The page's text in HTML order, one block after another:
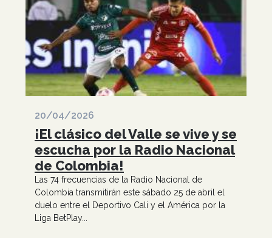
20/04/2026
¡El clásico del Valle se vive y se
escucha por la Radio Nacional
de Colombia!
Las 74 frecuencias de la Radio Nacional de
Colombia transmitirán este sábado 25 de abril el
duelo entre el Deportivo Cali y el América por la
Liga BetPlay...